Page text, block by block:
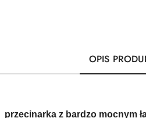
OPIS
przecinarka z bardzo mocnym